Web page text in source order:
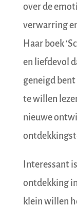
over de
verwarring
Haar boek
en liefdevol
geneigd
te willen
nieuwe
Interessant
ontdekking
klein willen